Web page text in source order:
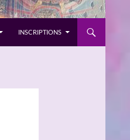
INSCRIPTIONS